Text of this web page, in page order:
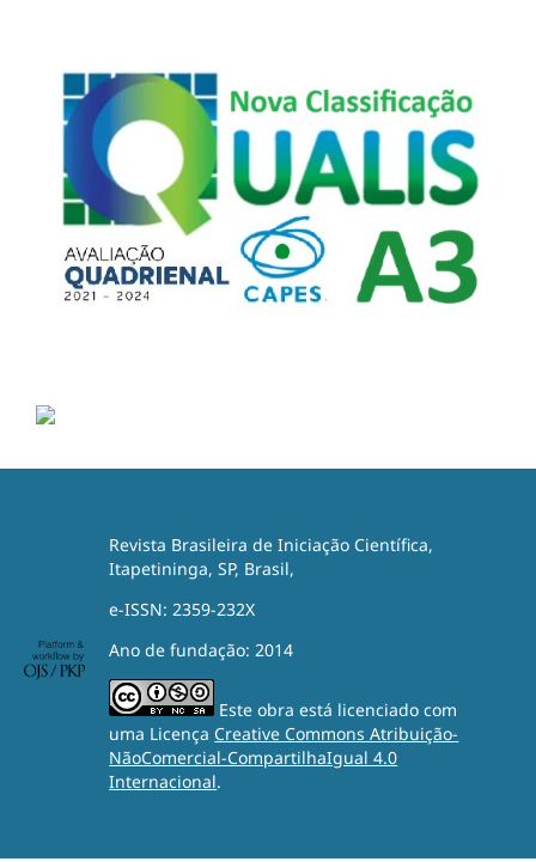
Revista Brasileira de Iniciação Científica,
Itapetininga, SP, Brasil,
e-ISSN: 2359-232X
Ano de fundação: 2014
Este obra está licenciado com
uma Licença Creative Commons Atribuição-
NãoComercial-CompartilhaIgual 4.0
Internacional.